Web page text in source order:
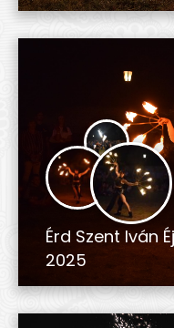
Érd Szent Iván
2025